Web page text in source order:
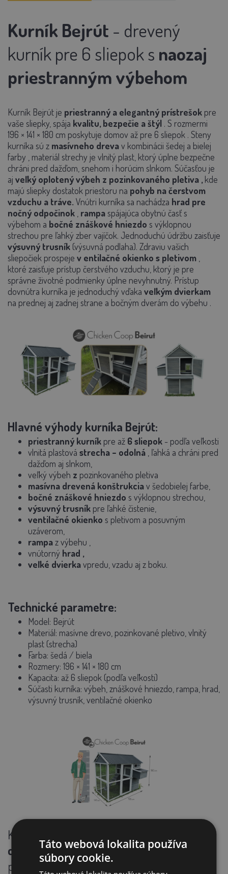
Kurník Bejrút - drevený
kurník pre 6 sliepok s naozaj
priestranným výbehom
Kurník Bejrút je priestranný a elegantný prístrešok pre
vaše sliepky, spája kvalitu, bezpečie a štýl . S rozmermi
196 × 141 × 180 cm poskytuje domov až pre 6 sliepok . Steny
kurníka sú z masívneho drevav kombinácii šedej a bielej
farby , materiál strechy je vlnitý plast, ktorý úplne bezpečne
chráni pred dažďom, snehom i horúcim slnkom. Súčasťou je
aj veľký oplotený výbeh z pozinkovaného pletiva , kde
majú sliepky dostatok priestoru na pohyb na čerstvom
vzduchu a tráve. Vnútri kurníka sa nachádza hrad pre
nočný odpočinok rampaspájajúca obytnú časť s
výbehom a bočné znáškové hniezdo s výklopnou
strechou pre ľahký zber vajíčok. Jednoduchú údržbu zaisťuje
výsuvný trusník (výsuvná podlaha). Zdraviu vašich
sliepočiek prospeje v entilačné okienko s pletivom
ktoré zaisťuje prístup čerstvého vzduchu, ktorý je pre
správne životné podmienky úplne nevyhnutný. Prístup
dovnútra kurníka je jednoduchý vďaka veľkým dvierkam
na prednej aj zadnej strane a bočným dverám do výbehu .
Hlavné výhody kurníka Bejrút:
priestranný kurník pre až 6 sliepok - podľa veľkosti
vlnitá plastová strecha – odolná , ľahká a chráni pred
dažďom aj slnkom,
veľký výbeh z pozinkovaného pletiva
masívna drevená konštrukciav šedobielej farbe,
bočné znáškové hniezdo s výklopnou strechou,
výsuvný trusník pre ľahké čistenie,
ventilačné okienko s pletivom a posuvným
uzáverom,
rampaz výbehu
vnútorný hrad ,
veľké dvierkavpredu, vzadu aj z boku.
Technické parametre:
Model: Bejrút
Materiál: masívne drevo, pozinkované pletivo, vlnitý
plast (strecha)
Farba: šedá / biela
Rozmery: 196 × 141 × 180 cm
Kapacita: až 6 sliepok (podľa veľkosti)
Súčasti kurníka: výbeh, znáškové hniezdo, rampa, hrad,
výsuvný trusník, ventilačné okienko
Kurník
chovateľov , ktorí chcú sliepkam dopriať
pohodlie, bezpečie a kvalitné zázemie - s
Táto webová lokalita používa
súbory cookie.